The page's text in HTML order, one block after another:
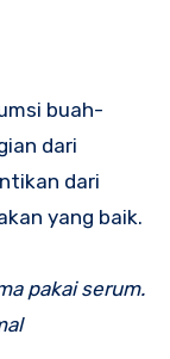
buah-
dari
dari
yang baik.
pakai serum.